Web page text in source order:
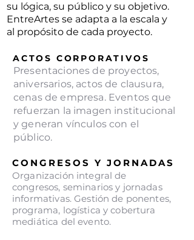
su lógica, su público y su objetivo.
EntreArtes se adapta a la escala y
al propósito de cada proyecto.
Presentaciones de proyectos,
aniversarios, actos de clausura,
cenas de empresa. Eventos que
refuerzan la imagen institucional
y generan vínculos con el
público.
ACTOS CORPORATIVOS
Organización integral de
congresos, seminarios y jornadas
informativas. Gestión de ponentes,
programa, logística y cobertura
mediática del evento.
CONGRESOS Y JORNADAS